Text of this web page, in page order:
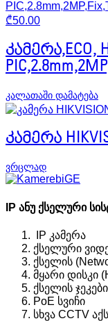
₾50.00
კამერა,ECO,
კალათაში დამატება
კამერა
ვრცლად
IP ანუ ქსელური
IP კამერა
ქსელური
ქსელის
მყარი დისკი
ქსელის
PoE სვიჩი
სხვა CCTV